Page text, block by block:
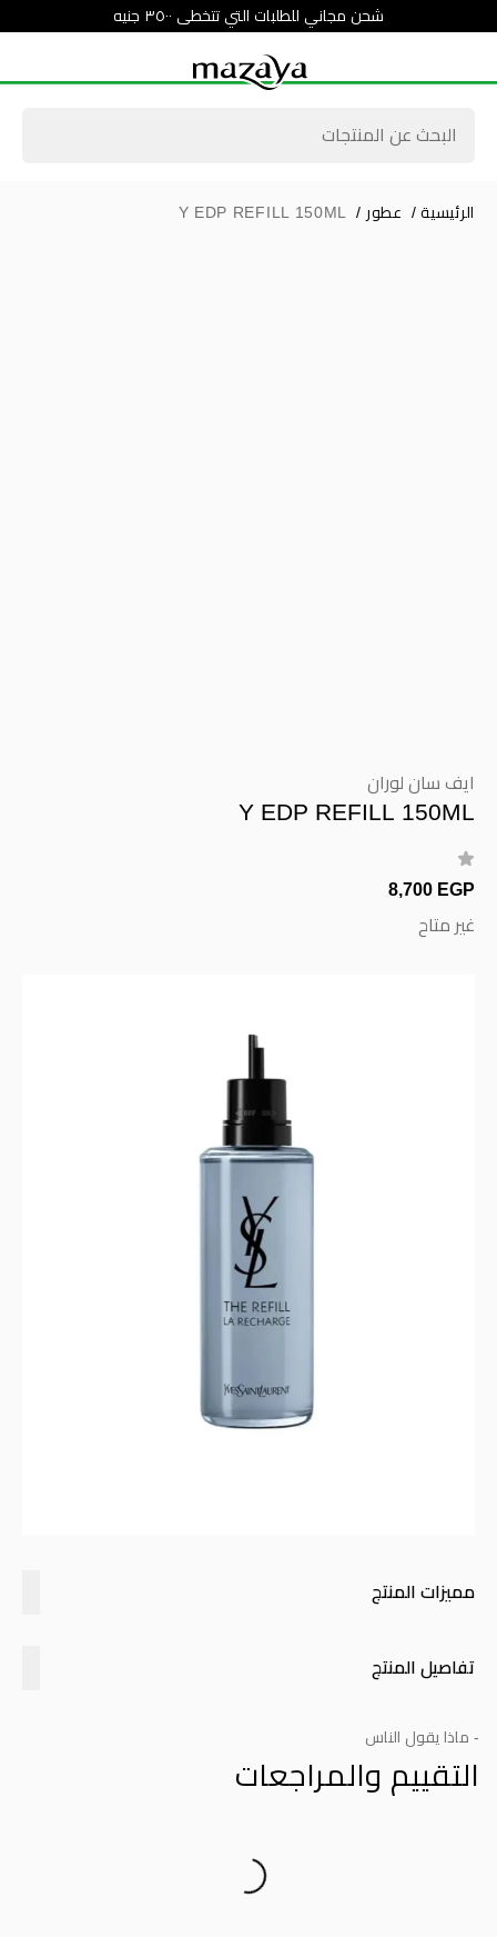
شحن مجاني للطلبات التي تتخطى ٣٥٠٠ جنيه
الرئيسية / عطور /
Y EDP REFILL 150ML
ايف سان لوران
Y EDP REFILL 150ML
8,700 EGP
غير متاح
مميزات المنتج
تفاصيل المنتج
- ماذا يقول الناس
التقييم والمراجعات